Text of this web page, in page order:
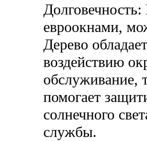
евроокнами,
Дерево
воздействию
обслуживание,
помогает
солнечного
службы.